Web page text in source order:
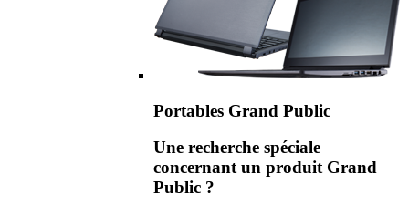
Portables Grand Public
Une recherche spéciale
concernant un produit Grand
Public ?